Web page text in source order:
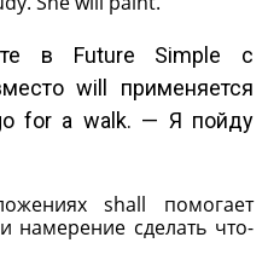
в Future Simple с
will применяется
for a walk. — Я пойду
shall помогает
намерение сделать что-